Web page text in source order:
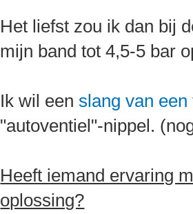
Het liefst zou ik dan bij
mijn band tot 4,5-5 bar
Ik wil eenslang van
"autoventiel"-nippel.
Heeft iemand ervaring
oplossing?